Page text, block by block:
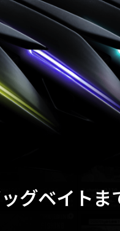
グベイト